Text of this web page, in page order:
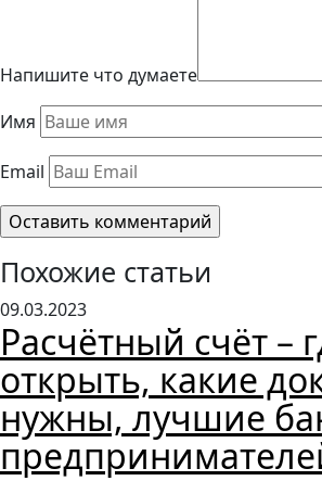
Напишите что думаете
Имя
Email
Похожие статьи
09.03.2023
Расчётный счёт –
открыть, какие
нужны, лучшие